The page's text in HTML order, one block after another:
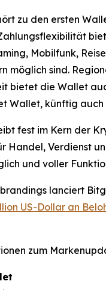
zu den ersten
Mobilfunk,
möglich sind.
bietet die Wallet
Wallet, künftig
fest im Kern der
Handel, Verdienst
und voller
lanciert
US-Dollar an
zum